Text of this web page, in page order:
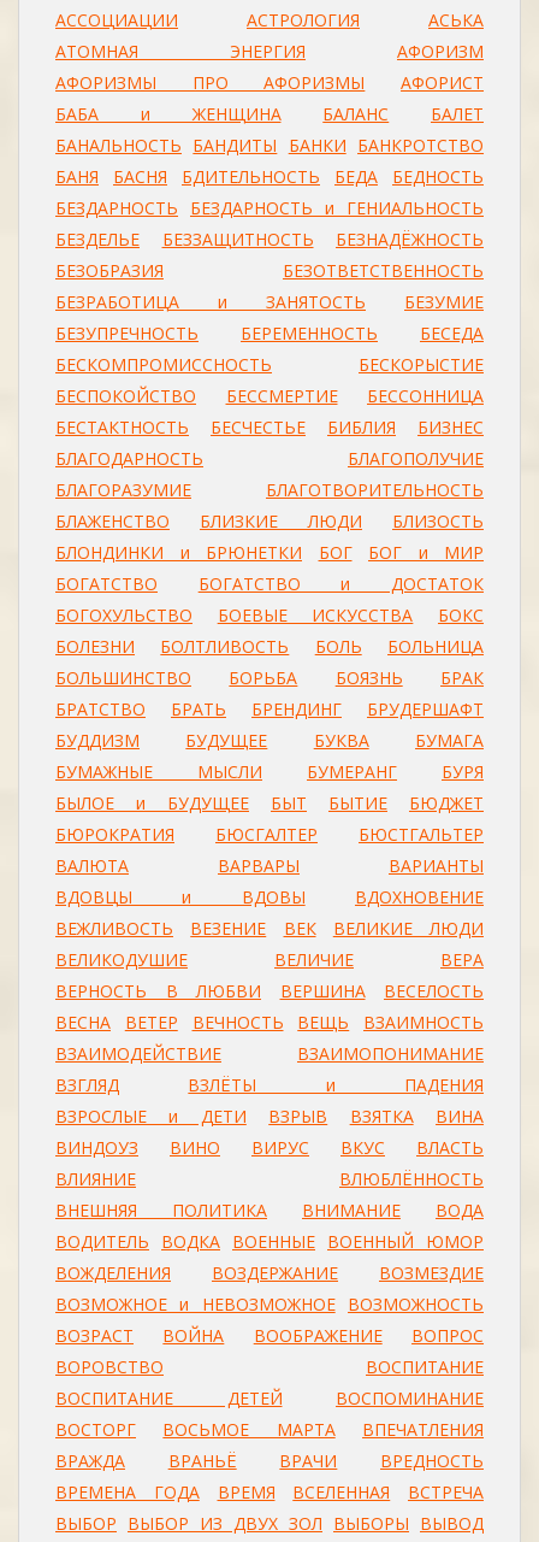
АССОЦИАЦИИ АСТРОЛОГИЯ
АСЬКА
АТОМНАЯ ЭНЕРГИЯ
АФОРИЗМ
АФОРИЗМЫ ПРО АФОРИЗМЫ
АФОРИСТ
БАБА и ЖЕНЩИНА
БАЛАНС
БАЛЕТ
БАНАЛЬНОСТЬ БАНДИТЫ БАНКИ БАНКРОТСТВО
БАНЯ
БАСНЯ БДИТЕЛЬНОСТЬ БЕДА
БЕДНОСТЬ
БЕЗДАРНОСТЬ
БЕЗДАРНОСТЬ и ГЕНИАЛЬНОСТЬ
БЕЗДЕЛЬЕ
БЕЗЗАЩИТНОСТЬ
БЕЗНАДЁЖНОСТЬ
БЕЗОБРАЗИЯ
БЕЗОТВЕТСТВЕННОСТЬ
БЕЗРАБОТИЦА и ЗАНЯТОСТЬ
БЕЗУМИЕ
БЕЗУПРЕЧНОСТЬ
БЕРЕМЕННОСТЬ
БЕСЕДА
БЕСКОМПРОМИССНОСТЬ
БЕСКОРЫСТИЕ
БЕСПОКОЙСТВО
БЕССМЕРТИЕ
БЕССОННИЦА
БЕСТАКТНОСТЬ
БЕСЧЕСТЬЕ БИБЛИЯ
БИЗНЕС
БЛАГОДАРНОСТЬ
БЛАГОПОЛУЧИЕ
БЛАГОРАЗУМИЕ
БЛАГОТВОРИТЕЛЬНОСТЬ
БЛАЖЕНСТВО
БЛИЗКИЕ ЛЮДИ
БЛИЗОСТЬ
БЛОНДИНКИ и БРЮНЕТКИ
БОГ
БОГ и МИР
БОГАТСТВО
БОГАТСТВО и ДОСТАТОК
БОГОХУЛЬСТВО
БОЕВЫЕ ИСКУССТВА
БОКС
БОЛЕЗНИ
БОЛТЛИВОСТЬ БОЛЬ
БОЛЬНИЦА
БОЛЬШИНСТВО
БОРЬБА БОЯЗНЬ
БРАК
БРАТСТВО
БРАТЬ БРЕНДИНГ
БРУДЕРШАФТ
БУДДИЗМ
БУДУЩЕЕ БУКВА
БУМАГА
БУМАЖНЫЕ МЫСЛИ
БУМЕРАНГ
БУРЯ
БЫЛОЕ и БУДУЩЕЕ
БЫТ БЫТИЕ
БЮДЖЕТ
БЮРОКРАТИЯ
БЮСГАЛТЕР
БЮСТГАЛЬТЕР
ВАЛЮТА
ВАРВАРЫ
ВАРИАНТЫ
ВДОВЦЫ и ВДОВЫ
ВДОХНОВЕНИЕ
ВЕЖЛИВОСТЬ
ВЕЗЕНИЕ ВЕК
ВЕЛИКИЕ ЛЮДИ
ВЕЛИКОДУШИЕ
ВЕЛИЧИЕ
ВЕРА
ВЕРНОСТЬ В ЛЮБВИ
ВЕРШИНА
ВЕСЕЛОСТЬ
ВЕСНА
ВЕТЕР ВЕЧНОСТЬ ВЕЩЬ
ВЗАИМНОСТЬ
ВЗАИМОДЕЙСТВИЕ
ВЗАИМОПОНИМАНИЕ
ВЗГЛЯД
ВЗЛЁТЫ и ПАДЕНИЯ
ВЗРОСЛЫЕ и ДЕТИ
ВЗРЫВ ВЗЯТКА
ВИНА
ВИНДОУЗ
ВИНО ВИРУС ВКУС
ВЛАСТЬ
ВЛИЯНИЕ
ВЛЮБЛЁННОСТЬ
ВНЕШНЯЯ ПОЛИТИКА
ВНИМАНИЕ
ВОДА
ВОДИТЕЛЬ
ВОДКА ВОЕННЫЕ ВОЕННЫЙ ЮМОР
ВОЖДЕЛЕНИЯ
ВОЗДЕРЖАНИЕ
ВОЗМЕЗДИЕ
ВОЗМОЖНОЕ и НЕВОЗМОЖНОЕ ВОЗМОЖНОСТЬ
ВОЗРАСТ
ВОЙНА ВООБРАЖЕНИЕ
ВОПРОС
ВОРОВСТВО
ВОСПИТАНИЕ
ВОСПИТАНИЕ ДЕТЕЙ
ВОСПОМИНАНИЕ
ВОСТОРГ
ВОСЬМОЕ МАРТА
ВПЕЧАТЛЕНИЯ
ВРАЖДА
ВРАНЬЁ ВРАЧИ
ВРЕДНОСТЬ
ВРЕМЕНА ГОДА
ВРЕМЯ ВСЕЛЕННАЯ
ВСТРЕЧА
ВЫБОР ВЫБОР ИЗ ДВУХ ЗОЛ ВЫБОРЫ ВЫВОД